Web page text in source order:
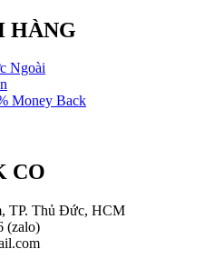
HÀNG
Ngoài
Money Back
CO
TP. Thủ Đức, HCM
(zalo)